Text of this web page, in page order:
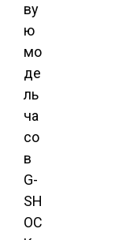
ву
ю
мо
де
ль
ча
со
в
G-
SH
OC